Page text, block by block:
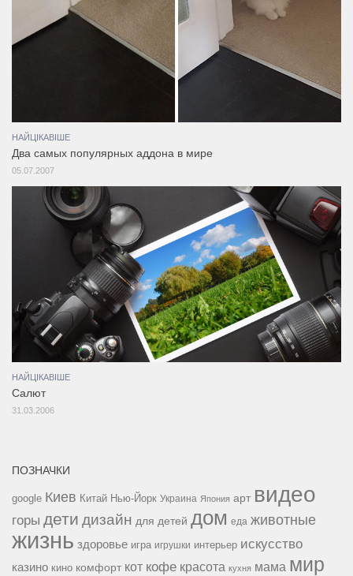
НАЙЦІКАВІШЕ
Два самых популярных аддона в мире
05.07.2007
НАЙЦІКАВІШЕ
Салют
31.03.2006
ПОЗНАЧКИ
google Киев Китай Нью-Йорк Украина Япония арт видео
горы дети дизайн для детей дом еда животные
жизнь здоровье игра игрушки интерьер искусство
казино кино комфорт кот кофе красота кухня мама мир